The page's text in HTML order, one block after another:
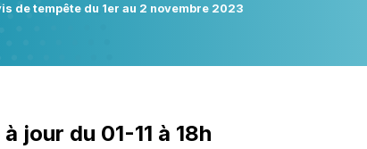
de tempête du 1er au 2 novembre 2023
jour du 01-11 à 18h